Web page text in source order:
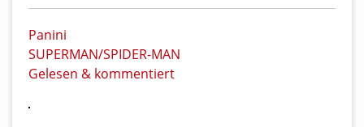
Panini
SUPERMAN/SPIDER-MAN
Gelesen & kommentiert